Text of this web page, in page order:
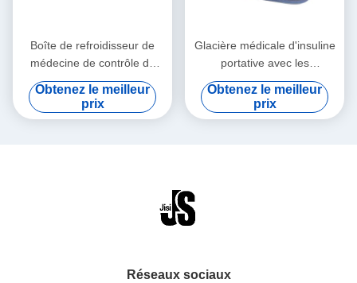
Boîte de refroidisseur de
médecine de contrôle de
température pour le
transport médical de sang
de vaccins
Obtenez le meilleur
prix
Glacière médicale d'insuline
portative avec les
températures
personnalisables faciles à
nettoyer
Obtenez le meilleur
prix
Réseaux sociaux